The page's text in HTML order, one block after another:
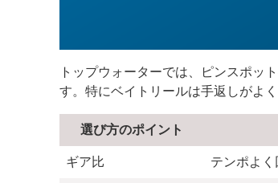
トップウォーターでは、ピンスポッ
す。特にベイトリールは手返しがよ
選び方のポイント
ギア比 テンポよ